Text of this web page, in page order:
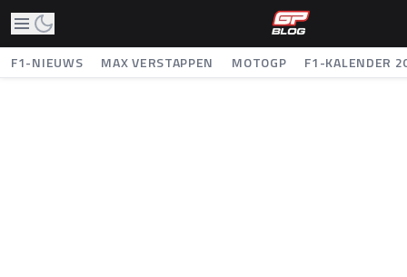
F1-NIEUWS MAX VERSTAPPEN MOTOGP F1-KALENDER